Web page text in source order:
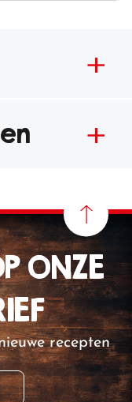
ONZE
recepten